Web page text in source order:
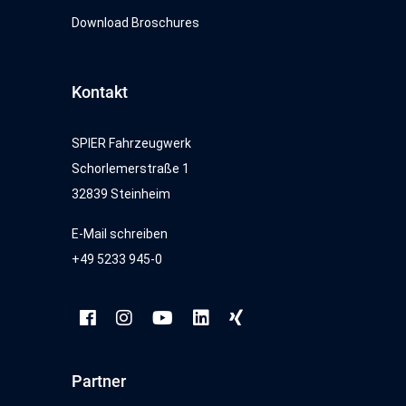
Download Broschures
Kontakt
SPIER Fahrzeugwerk
Schorlemerstraße 1
32839 Steinheim
E-Mail schreiben
+49 5233 945-0
Partner